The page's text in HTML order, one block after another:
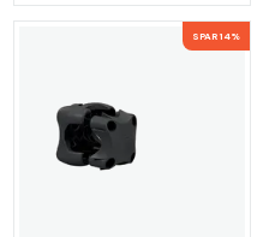
SPAR 14%